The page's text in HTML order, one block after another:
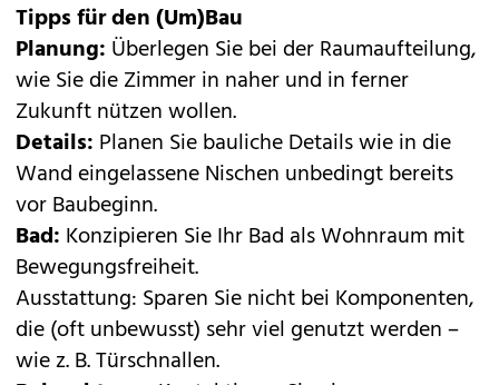
Tipps für den (Um)Bau
Planung: Überlegen Sie bei der Raumaufteilung,
wie Sie die Zimmer in naher und in ferner
Zukunft nützen wollen.
Details: Planen Sie bauliche Details wie in die
Wand eingelassene Nischen unbedingt bereits
vor Baubeginn.
Bad: Konzipieren Sie Ihr Bad als Wohnraum mit
Bewegungsfreiheit.
Ausstattung: Sparen Sie nicht bei Komponenten,
die (oft unbewusst) sehr viel genutzt werden –
wie z. B. Türschnallen.